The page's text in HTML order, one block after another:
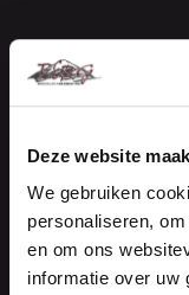
Deze website
We gebruiken
personaliseren,
en om ons
informatie over uw
Vestiging
De Vierde
NEEM